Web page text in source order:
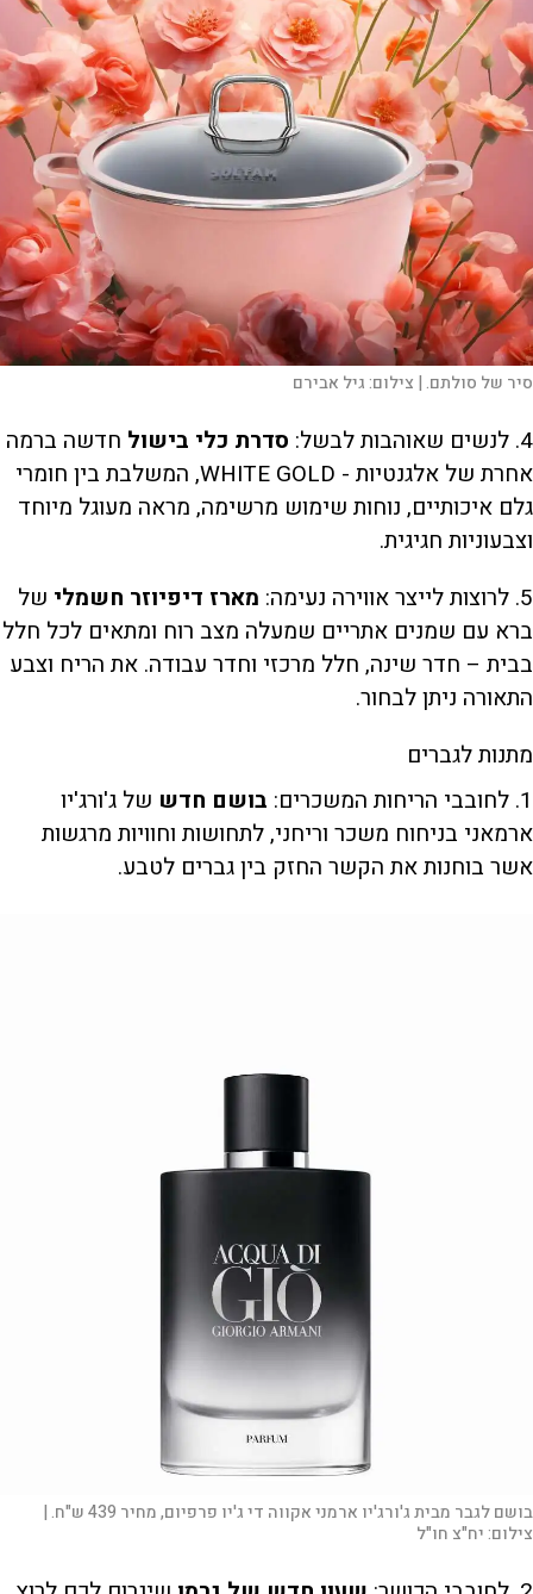
סיר של סולתם. | צילום:גיל אבירם
4. לנשים שאוהבות לבשל: סדרת כלי בישול חדשה ברמה
אחרת של אלגנטיות - WHITE GOLD, המשלבת בין חומרי
גלם איכותיים, נוחות שימוש מרשימה, מראה מעוגל מיוחד
וצבעוניות חגיגית.
5. לרוצות לייצר אווירה נעימה:
מארז דיפיוזר חשמלי של
ברא עם שמנים אתריים שמעלה מצב רוח ומתאים לכל חלל
בבית – חדר שינה, חלל מרכזי וחדר עבודה. את הריח וצבע
התאורה ניתן לבחור.
מתנות לגברים
1. לחובבי הריחות המשכרים:
בושם חדש של ג'ורג'יו
ארמאני בניחוח משכר וריחני, לתחושות וחוויות מרגשות
אשר בוחנות את הקשר החזק בין גברים לטבע.
בושם לגבר מבית ג'ורג'יו ארמני אקווה די ג'יו פרפיום, מחיר 439 ש"ח. |
צילום:יח"צ חו"ל